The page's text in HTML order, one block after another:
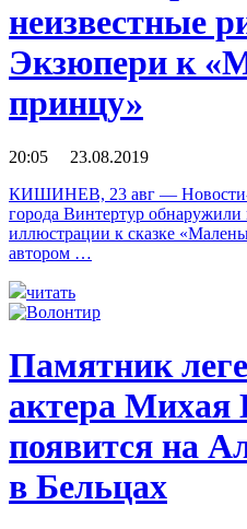
неизвестные
Экзюпери к
принцу»
20:05 23.08.2019
КИШИНЕВ, 23 авг — Новости-
города Винтертур обнаружили
иллюстрации к сказке
автором …
читать
Памятник
актера Михая
появится на
в Бельцах